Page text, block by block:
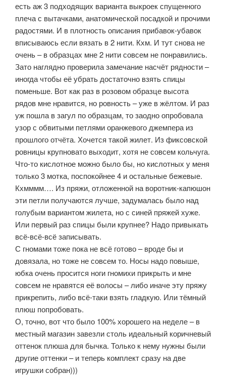
есть аж 3 подходящих варианта выкроек спущенного
плеча с вытачками, анатомической посадкой и прочими
радостями. И в плотность описания прибавок-убавок
вписываюсь если вязать в 2 нити. Кхм. И тут снова не
очень – в образцах мне 2 нити совсем не понравились.
Зато наглядно проверила замечание насчёт рядности –
иногда чтобы её убрать достаточно взять спицы
поменьше. Вот как раз в розовом образце высота
рядов мне нравится, но ровность – уже в жёлтом. И раз
уж пошла в загул по образцам, то заодно опробовала
узор с обвитыми петлями оранжевого джемпера из
прошлого отчёта. Хочется такой жилет. Из фиксовской
ровницы крупновато выходит, хотя не совсем кольчуга.
Что-то кислотное можно было бы, но кислотных у меня
только 3 мотка, поспокойнее 4 и остальные бежевые.
Кхмммм…. Из пряжи, отложенной на воротник-капюшон
эти петли получаются лучше, задумалась было над
голубым вариантом жилета, но с синей пряжей хуже.
Или первый раз спицы были крупнее? Надо привыкать
всё-всё-всё записывать.
С гномами тоже пока не всё готово – вроде бы и
довязала, но тоже не совсем то. Носы надо повыше,
юбка очень просится ноги гномихи прикрыть и мне
совсем не нравятся её волосы – либо иначе эту пряжу
прикрепить, либо всё-таки взять гладкую. Или тёмный
плюш попробовать.
О, точно, вот что было 100% хорошего на неделе – в
местный магазин завезли столь идеальный коричневый
оттенок плюша для бычка. Только к нему нужны были
другие оттенки – и теперь комплект сразу на две
игрушки собран)))